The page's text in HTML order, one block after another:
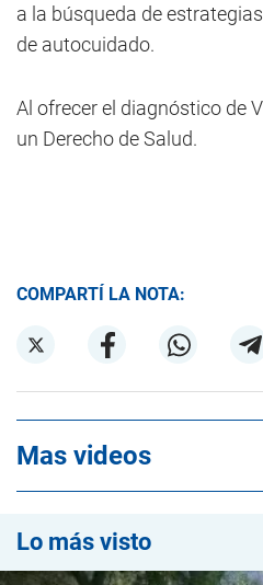
a la búsqueda de
de autocuidado.
Al ofrecer el diagnóstico de
un Derecho de Salud.
COMPARTÍ LA NOTA:
Mas videos
Lo más visto